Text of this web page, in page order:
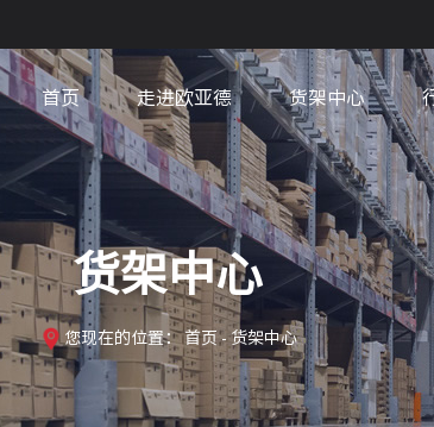
首页 走进欧亚德 货架中心
货架中心
您现在的位置：首页- 货架中心